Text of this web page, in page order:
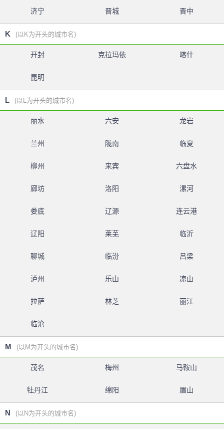
济宁 晋城 晋中
K (以K为开头的城市名)
开封 克拉玛依 喀什
昆明
L (以L为开头的城市名)
丽水 六安 龙岩
兰州 陇南 临夏
柳州 来宾 六盘水
廊坊 洛阳 漯河
娄底 辽源 连云港
辽阳 莱芜 临沂
聊城 临汾 吕梁
泸州 乐山 凉山
拉萨 林芝 丽江
临沧
M (以M为开头的城市名)
茂名 梅州 马鞍山
牡丹江 绵阳 眉山
N (以N为开头的城市名)